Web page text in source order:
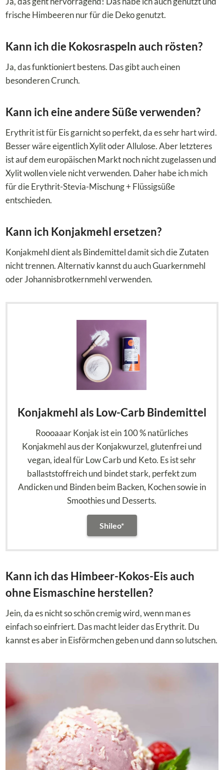
frische Himbeeren nur für die Deko genutzt.
Kann ich die Kokosraspeln auch rösten?
Ja, das funktioniert bestens. Das gibt auch einen
besonderen Crunch.
Kann ich eine andere Süße verwenden?
Erythrit ist für Eis garnicht so perfekt, da es sehr hart wird.
Besser wäre eigentlich Xylit oder Allulose. Aber letzteres
ist auf dem europäischen Markt noch nicht zugelassen und
Xylit wollen viele nicht verwenden. Daher habe ich mich
für die Erythrit-Stevia-Mischung + Flüssigsüße
entschieden.
Kann ich Konjakmehl ersetzen?
Konjakmehl dient als Bindemittel damit sich die Zutaten
nicht trennen. Alternativ kannst du auch Guarkernmehl
oder Johannisbrotkernmehl verwenden.
Konjakmehl als Low-Carb Bindemittel
Roooaaar Konjak ist ein 100 % natürliches
Konjakmehl aus der Konjakwurzel, glutenfrei und
vegan, ideal für Low Carb und Keto. Es ist sehr
ballaststoffreich und bindet stark, perfekt zum
Andicken und Binden beim Backen, Kochen sowie in
Smoothies und Desserts.
Shileo*
Kann ich das Himbeer-Kokos-Eis auch
ohne Eismaschine herstellen?
Jein, da es nicht so schön cremig wird, wenn man es
einfach so einfriert. Das macht leider das Erythrit. Du
kannst es aber in Eisförmchen geben und dann so lutschen.